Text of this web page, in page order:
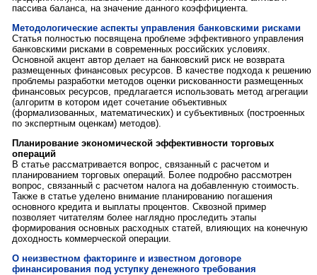
пассива баланса, на значение данного коэффициента.
Методологические аспекты управления банковскими рисками
Статья полностью посвящена проблеме эффективного управления
банковскими рисками в современных российских условиях.
Основной акцент автор делает на банковский риск не возврата
размещенных финансовых ресурсов. В качестве подхода к решению
проблемы разработки методов оценки рискованности размещенных
финансовых ресурсов, предлагается использовать метод агрегации
(алгоритм в котором идет сочетание объективных
(формализованных, математических) и субъективных (построенных
по экспертным оценкам) методов).
Планирование экономической эффективности торговых
операций
В статье рассматривается вопрос, связанный с расчетом и
планированием торговых операций. Более подробно рассмотрен
вопрос, связанный с расчетом налога на добавленную стоимость.
Также в статье уделено внимание планированию погашения
основного кредита и выплаты процентов. Сквозной пример
позволяет читателям более наглядно проследить этапы
формирования основных расходных статей, влияющих на конечную
доходность коммерческой операции.
О неизвестном факторинге и известном договоре
финансирования под уступку денежного требования